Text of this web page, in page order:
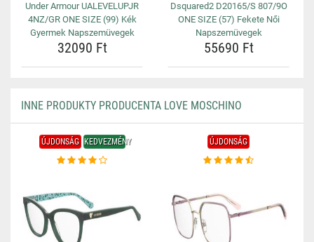
Under Armour UALEVELUPJR
4NZ/GR ONE SIZE (99) Kék
Gyermek Napszemüvegek
32090 Ft
Dsquared2 D20165/S 807/9O
ONE SIZE (57) Fekete Női
Napszemüvegek
55690 Ft
INNE PRODUKTY PRODUCENTA LOVE MOSCHINO
ÚJDONSÁG KEDVEZMÉNY ÚJDONSÁG